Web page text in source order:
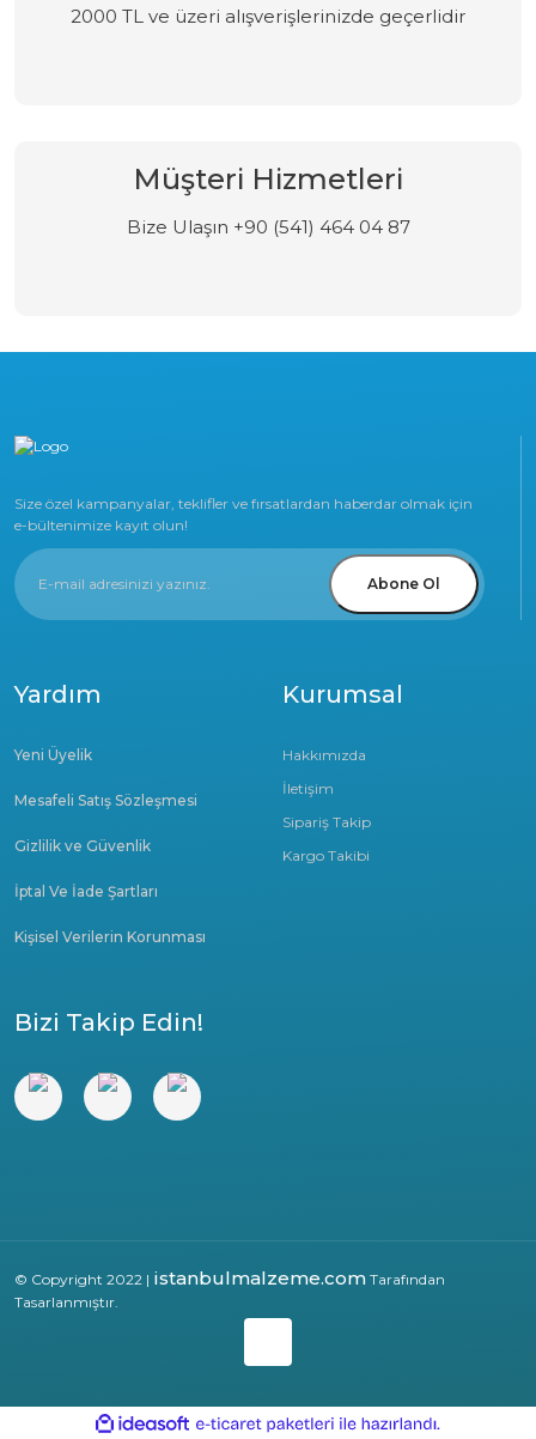
2000 TL ve üzeri alışverişlerinizde geçerlidir
Müşteri Hizmetleri
Bize Ulaşın +90 (541) 464 04 87
Size özel kampanyalar, teklifler ve fırsatlardan haberdar olmak için
e-bültenimize kayıt olun!
Abone Ol
Kurumsal
Hakkımızda
İletişim
Sipariş Takip
Kargo Takibi
Yardım
Yeni Üyelik
Mesafeli Satış Sözleşmesi
Gizlilik ve Güvenlik
İptal Ve İade Şartları
Kişisel Verilerin Korunması
Bizi Takip Edin!
© Copyright 2022 | istanbulmalzeme.com Tarafından
Tasarlanmıştır.
ideasoft
e-